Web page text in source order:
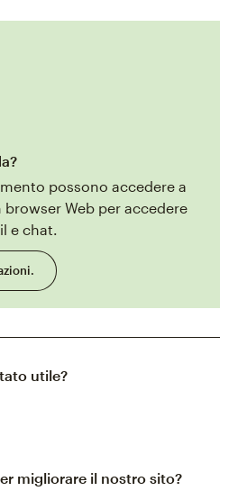
possono accedere a
Web per accedere
e chat.
utile?
migliorare il nostro sito?